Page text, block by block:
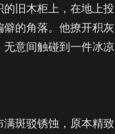
旧木柜上，在地上投
的角落。他撩开积灰
意间触碰到一件冰凉
斑驳锈蚀，原本精致